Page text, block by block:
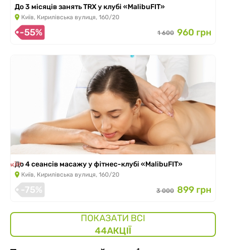
До 3 місяців занять TRX у клубі «MalibuFIT»
Київ, Кирилівська вулиця, 160/20
-55% 1 600 960 грн
До 4 сеансів масажу у фітнес-клубі «MalibuFIT»
Київ, Кирилівська вулиця, 160/20
-75% 3 000 899 грн
ПОКАЗАТИ ВСІ
44АКЦІЇ